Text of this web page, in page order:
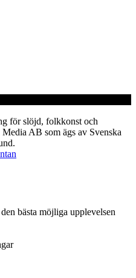
för slöjd, folkkonst och
AB som ägs av Svenska
bästa möjliga upplevelsen